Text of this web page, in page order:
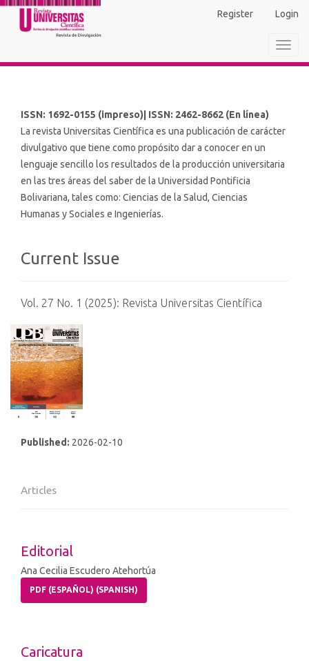
Main
Navigation
Main
Sidebar
Register Login
ISSN: 1692-0155 (impreso)| ISSN: 2462-8662 (En línea)
La revista Universitas Científica es una publicación de carácter
divulgativo que tiene como propósito dar a conocer en un
lenguaje sencillo los resultados de la producción universitaria
en las tres áreas del saber de la Universidad Pontificia
Bolivariana, tales como: Ciencias de la Salud, Ciencias
Humanas y Sociales e Ingenierías.
Current Issue
Vol. 27 No. 1 (2025): Revista Universitas Científica
Published: 2026-02-10
Articles
Editorial
Ana Cecilia Escudero Atehortúa
PDF (ESPAÑOL) (SPANISH)
Caricatura